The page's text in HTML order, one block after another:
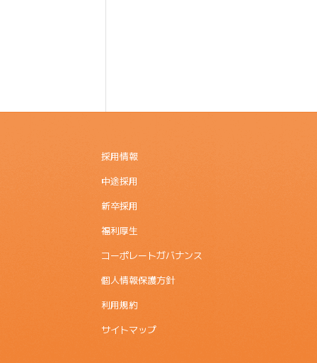
採用情報
中途採用
新卒採用
福利厚生
コーポレートガバナンス
個人情報保護方針
利用規約
サイトマップ